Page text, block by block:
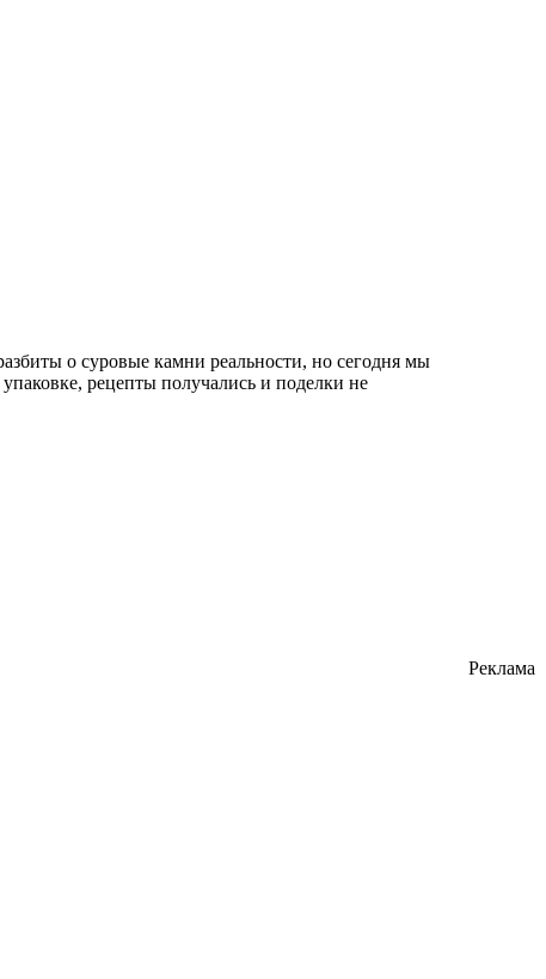
о суровые камни реальности, но сегодня мы
рецепты получались и поделки не
Реклама